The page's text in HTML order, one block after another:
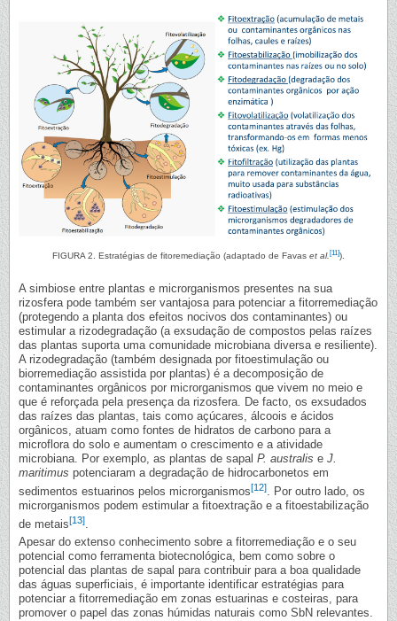
FIGURA 2. Estratégias de fitoremediação (adaptado de Favas et al. [11]).
A simbiose entre plantas e microrganismos presentes na sua
rizosfera pode também ser vantajosa para potenciar a fitorremediação
(protegendo a planta dos efeitos nocivos dos contaminantes) ou
estimular a rizodegradação (a exsudação de compostos pelas raízes
das plantas suporta uma comunidade microbiana diversa e resiliente).
A rizodegradação (também designada por fitoestimulação ou
biorremediação assistida por plantas) é a decomposição de
contaminantes orgânicos por microrganismos que vivem no meio e
que é reforçada pela presença da rizosfera. De facto, os exsudados
das raízes das plantas, tais como açúcares, álcoois e ácidos
orgânicos, atuam como fontes de hidratos de carbono para a
microflora do solo e aumentam o crescimento e a atividade
microbiana. Por exemplo, as plantas de sapal P. australis e J.
maritimus potenciaram a degradação de hidrocarbonetos em
sedimentos estuarinos pelos microrganismos[12]
. Por outro lado, os
microrganismos podem estimular a fitoextração e a fitoestabilização
de metais[13].
Apesar do extenso conhecimento sobre a fitorremediação e o seu
potencial como ferramenta biotecnológica, bem como sobre o
potencial das plantas de sapal para contribuir para a boa qualidade
das águas superficiais, é importante identificar estratégias para
potenciar a fitorremediação em zonas estuarinas e costeiras, para
promover o papel das zonas húmidas naturais como SbN relevantes.